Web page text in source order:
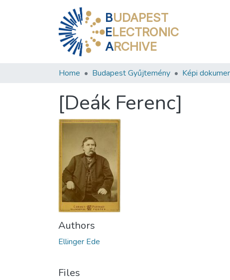
BUDAPEST
ELECTRONIC
ARCHIVE
Home Budapest Gyűjtemény Képi
[Deák Ferenc]
Authors
Ellinger Ede
Files